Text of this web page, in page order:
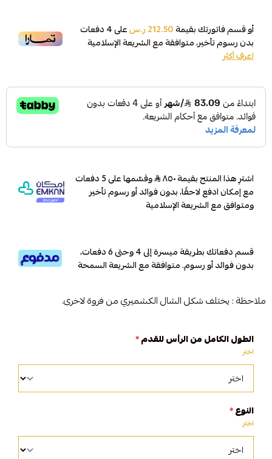
أو قسم فاتورتك بقيمة212.50 ر.س على4دفعات
بدون رسوم تأخير، متوافقة مع الشريعة الإسلامية
اعرف أكثر
اشترِ هذا المنتج بقيمة ٨٥٠
وقسّمها على 5 دفعات
مع إمكان ادفع لاحقًا، بدون فوائد أو رسوم تأخير
ومتوافق مع الشريعة الإسلامية
قسم دفعاتك بطريقة ميسرة إلى 4 وحتى 6 دفعات،
بدون فوائد أو رسوم. متوافقة مع الشريعة السمحة
ملاحظة : يختلف شكل الشال الكشميري من فروة لاخرى.
الطول الكامل من الرأس للقدم*
اختر
النوع*
اختر